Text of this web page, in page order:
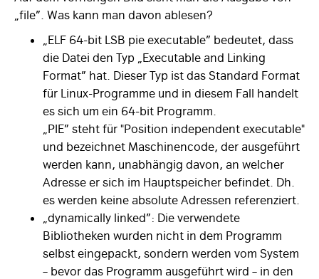
„file”. Was kann man davon ablesen?
„ELF 64-bit LSB pie executable” bedeutet, dass
die Datei den Typ „Executable and Linking
Format” hat. Dieser Typ ist das Standard Format
für Linux-Programme und in diesem Fall handelt
es sich um ein 64-bit Programm.
„PIE” steht für "Position independent executable"
und bezeichnet Maschinencode, der ausgeführt
werden kann, unabhängig davon, an welcher
Adresse er sich im Hauptspeicher befindet. Dh.
es werden keine absolute Adressen referenziert.
„dynamically linked”: Die verwendete
Bibliotheken wurden nicht in dem Programm
selbst eingepackt, sondern werden vom System
– bevor das Programm ausgeführt wird – in den